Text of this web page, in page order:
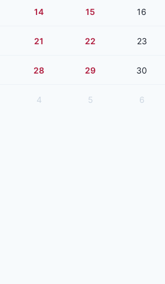
14 15 16
21 22 23
28 29 30
4 5 6